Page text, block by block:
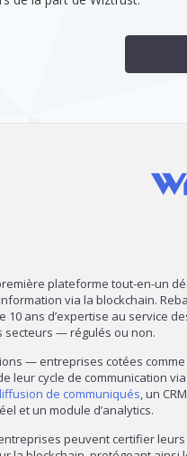
plateforme tout-en-un
via la blockchain.
10 ans d’expertise au service
secteurs — régulés ou non.
— entreprises cotées comme
leur cycle de communication
de communiqués, un CRM
et un module d’analytics.
peuvent certifier leurs